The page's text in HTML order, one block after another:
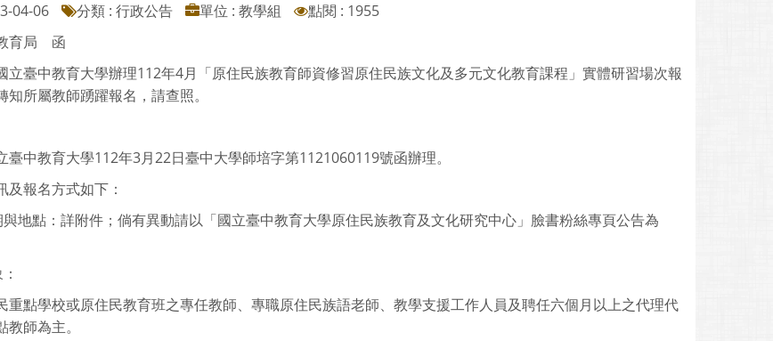
04-06 分類 : 行政公告 單位 : 教學組
點閱 : 1955
育局 函
立臺中教育大學辦理112年4月「原住民族教育師資修習原住民族文化及多元文化教育課程」實體研習場次報
知所屬教師踴躍報名，請查照。
臺中教育大學112年3月22日臺中大學師培字第1121060119號函辦理。
及報名方式如下：
地點：詳附件；倘有異動請以「國立臺中教育大學原住民族教育及文化研究中心」臉書粉絲專頁公告為
重點學校或原住民教育班之專任教師、專職原住民族語老師、教學支援工作人員及聘任六個月以上之代理代
師為主。